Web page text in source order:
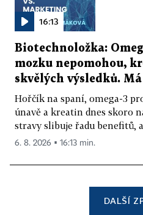
16:13
Biotechnoložka:
mozku nepomohou,
skvělých výsledků.
Hořčík na spaní, omega-3
únavě a kreatin dnes skoro
stravy slibuje řadu benefitů,
6. 8. 2026 ▪ 16:13 min.
DALŠÍ